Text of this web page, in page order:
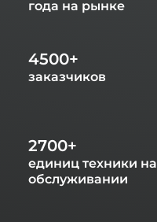
года на рынке
4500+
заказчиков
2700+
единиц техники на
обслуживании